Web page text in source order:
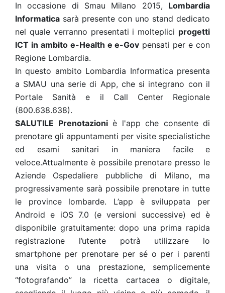
In occasione di Smau Milano 2015, Lombardia
Informatica sarà presente con uno stand dedicato
nel quale verranno presentati i molteplici progetti
ICT in ambito e-Health e e-Gov pensati per e con
Regione Lombardia.
In questo ambito Lombardia Informatica presenta
a SMAU una serie di App, che si integrano con il
Portale Sanità e il Call Center Regionale
(800.638.638).
SALUTILE Prenotazioniè l'app che consente di
prenotare gli appuntamenti per visite specialistiche
ed esami sanitari in maniera facile e
veloce.Attualmente è possibile prenotare presso le
Aziende Ospedaliere pubbliche di Milano, ma
progressivamente sarà possibile prenotare in tutte
le province lombarde. L’app è sviluppata per
Android e iOS 7.0 (e versioni successive) ed è
disponibile gratuitamente: dopo una prima rapida
registrazione l’utente potrà utilizzare lo
smartphone per prenotare per sé o per i parenti
una visita o una prestazione, semplicemente
“fotografando” la ricetta cartacea o digitale,